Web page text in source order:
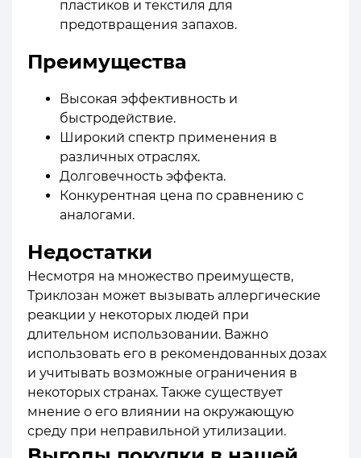
пластиков и текстиля для
предотвращения запахов.
Преимущества
Высокая эффективность и
быстродействие.
Широкий спектр применения в
различных отраслях.
Долговечность эффекта.
Конкурентная цена по сравнению с
аналогами.
Недостатки
Несмотря на множество преимуществ,
Триклозан может вызывать аллергические
реакции у некоторых людей при
длительном использовании. Важно
использовать его в рекомендованных дозах
и учитывать возможные ограничения в
некоторых странах. Также существует
мнение о его влиянии на окружающую
среду при неправильной утилизации.